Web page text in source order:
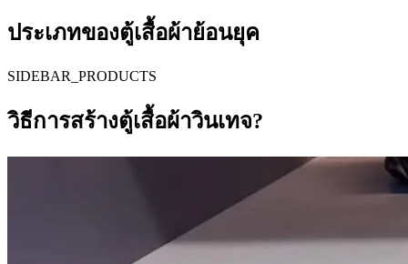
ประเภทของตู้เสื้อผ้าย้อนยุค
SIDEBAR_PRODUCTS
วิธีการสร้างตู้เสื้อผ้าวินเทจ?